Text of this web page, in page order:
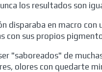
los resultados son
disparaba en macro
con sus propios
"saboreados" de
olores con quedarte